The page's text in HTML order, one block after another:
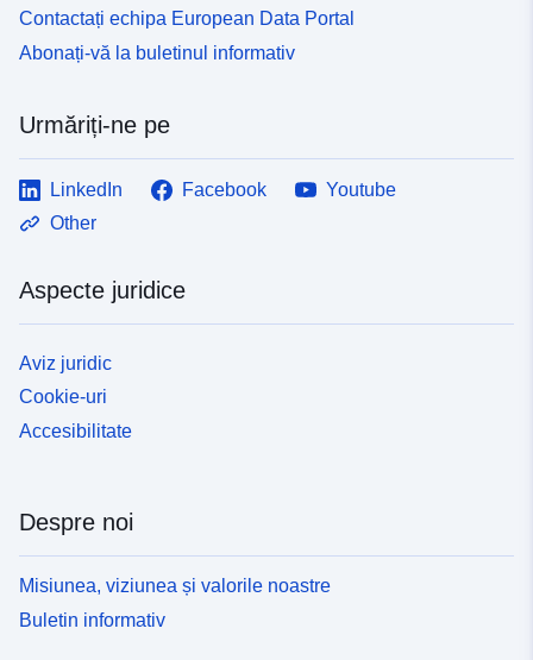
Contactați echipa European Data Portal
Abonați-vă la buletinul informativ
Urmăriți-ne pe
LinkedIn Facebook
Youtube
Other
Aspecte juridice
Aviz juridic
Cookie-uri
Accesibilitate
Despre noi
Misiunea, viziunea și valorile noastre
Buletin informativ